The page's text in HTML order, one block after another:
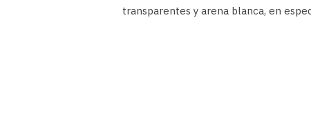
transparentes y arena blanca, en